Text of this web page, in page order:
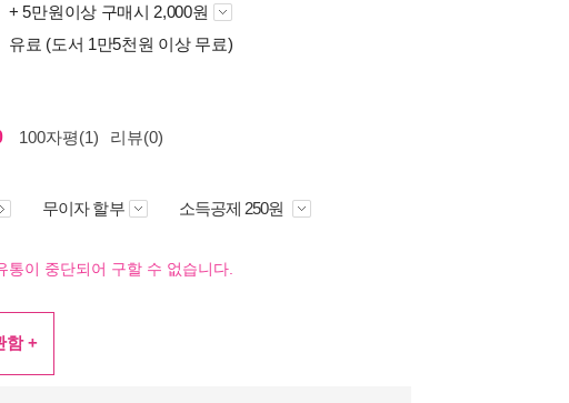
+ 5만원이상 구매시 2,000원
유료 (도서 1만5천원 이상 무료)
100자평(1) 리뷰(0)
무이자 할부 소득공제 250원
통이 중단되어 구할 수 없습니다.
함 +